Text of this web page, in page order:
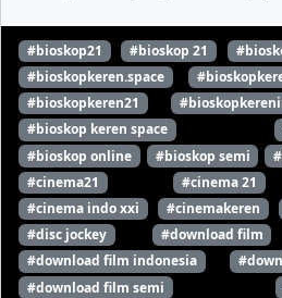
#bioskop21 #bioskop 21
#bioskopkeren.space
#bioskopkeren21
#bioskop keren space
#bioskop online
#bioskop semi
#cinema21
#cinema 21
#cinema indo xxi
#cinemakeren
#disc jockey
#download film
#download film indonesia
#download film semi